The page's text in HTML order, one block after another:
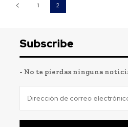
1 2
Subscribe
- No te pierdas ninguna